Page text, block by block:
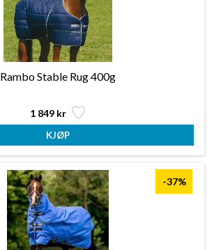
Rambo Stable Rug 400g
1 849 kr
-37%